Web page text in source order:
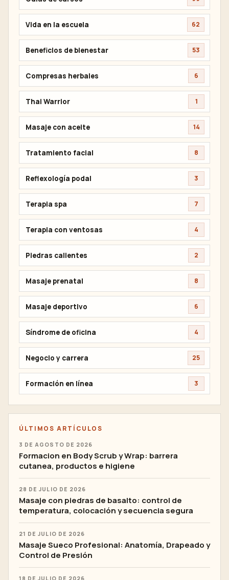
Vida en la escuela 62
Beneficios de bienestar 53
Compresas herbales 6
Thai Warrior 1
Masaje con aceite 14
Tratamiento facial 8
Reflexología podal 3
Terapia spa 7
Terapia con ventosas 4
Piedras calientes 2
Masaje prenatal 8
Masaje deportivo 6
Síndrome de oficina 4
Negocio y carrera 25
Formación en línea 3
ÚLTIMOS ARTÍCULOS
3 DE AGOSTO DE 2026
Formacion en Body Scrub y Wrap: barrera
cutanea, productos e higiene
28 DE JULIO DE 2026
Masaje con piedras de basalto: control de
temperatura, colocación y secuencia segura
21 DE JULIO DE 2026
Masaje Sueco Profesional: Anatomía, Drapeado y
Control de Presión
18 DE JULIO DE 2026